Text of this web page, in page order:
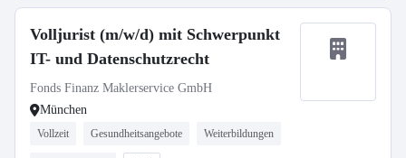
Volljurist (m/w/d) mit Schwerpunkt
IT- und Datenschutzrecht
Fonds Finanz Maklerservice GmbH
München
Vollzeit Gesundheitsangebote Weiterbildungen